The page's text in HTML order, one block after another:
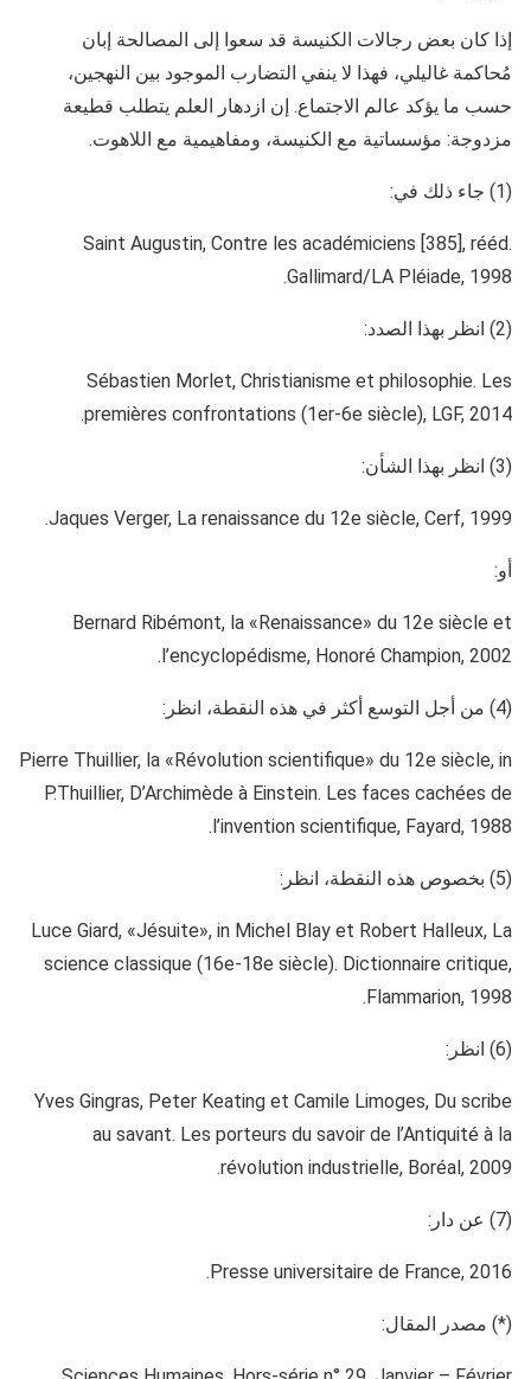
إذا كان بعض رجالات الكنيسة قد سعوا إلى المصالحة إبان
مُحاكمة غاليلي، فهذا لا ينفي التضارب الموجود بين النهجين،
حسب ما يؤكد عالم الاجتماع. إن ازدهار العلم يتطلب قطيعة
مزدوجة: مؤسساتية مع الكنيسة، ومفاهيمية مع اللاهوت.
(1) جاء ذلك في:
Saint Augustin, Contre les académiciens [385], rééd.
Gallimard/LA Pléiade, 1998.
(2) انظر بهذا الصدد:
Sébastien Morlet, Christianisme et philosophie. Les
premières confrontations (1er-6e siècle), LGF, 2014.
(3) انظر بهذا الشأن:
Jaques Verger, La renaissance du 12e siècle, Cerf, 1999.
أو:
Bernard Ribémont, la «Renaissance» du 12e siècle et
l’encyclopédisme, Honoré Champion, 2002.
(4) من أجل التوسع أكثر في هذه النقطة، انظر:
Pierre Thuillier, la «Révolution scientifique» du 12e siècle, in
P.Thuillier, D’Archimède à Einstein. Les faces cachées de
l’invention scientifique, Fayard, 1988.
(5) بخصوص هذه النقطة، انظر:
Luce Giard, «Jésuite», in Michel Blay et Robert Halleux, La
science classique (16e-18e siècle). Dictionnaire critique,
Flammarion, 1998.
(6) انظر:
Yves Gingras, Peter Keating et Camile Limoges, Du scribe
au savant. Les porteurs du savoir de l’Antiquité à la
révolution industrielle, Boréal, 2009.
(7) عن دار:
Presse universitaire de France, 2016.
(*) مصدر المقال: